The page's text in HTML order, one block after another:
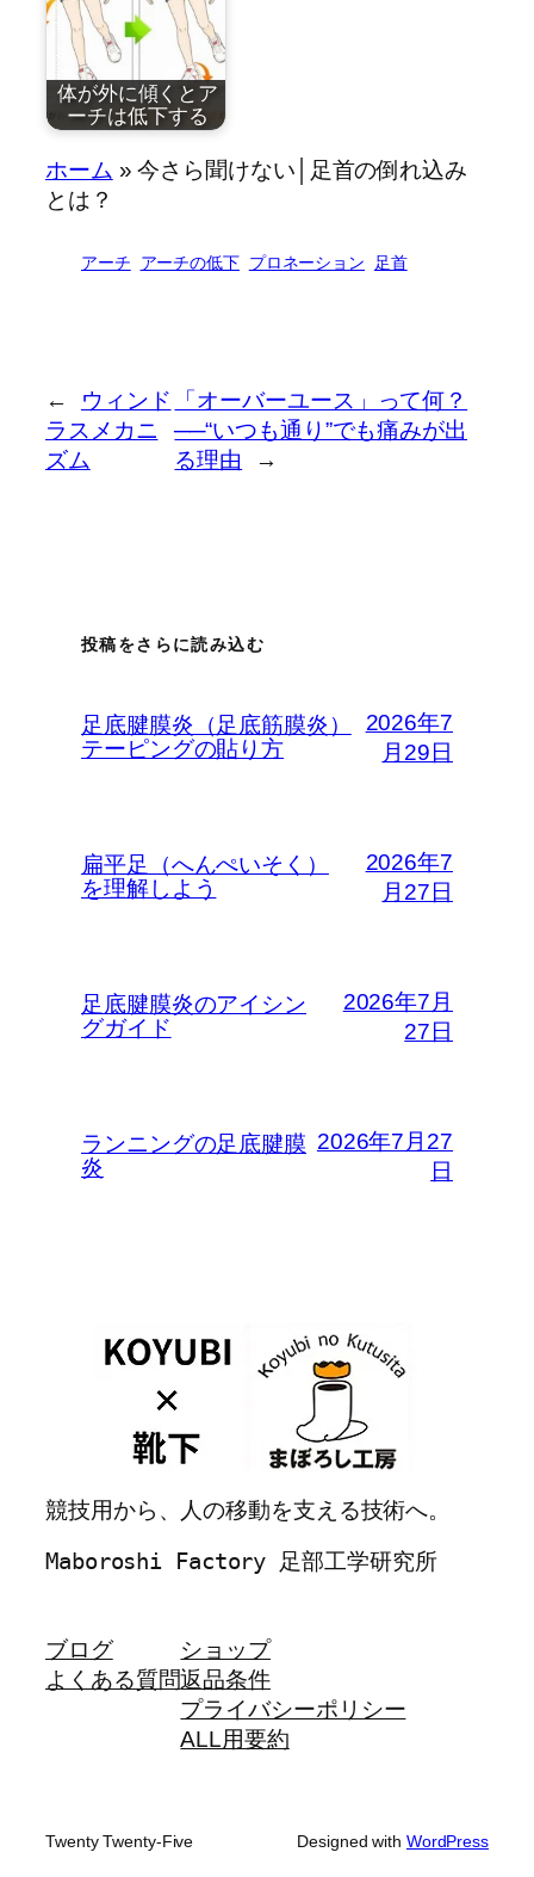
シンスプリント
の原因…
建物の土台が傾
体が外に傾くとア
ーチは低下する
近藤祐司
ホーム »今さら聞けない│足首の倒れ込み
とは？
アーチ アーチの低下 プロネーション 足首
←
ウィンド
ラスメカニ
ズム
「オーバーユース」って何？
──“いつも通り”でも痛みが出
る理由
→
投稿をさらに読み込む
足底腱膜炎（足底筋膜炎）
テーピングの貼り方
2026年7
月29日
扁平足（へんぺいそく）
を理解しよう
2026年7
月27日
足底腱膜炎のアイシン
グガイド
2026年7月
27日
ランニングの足底腱膜
炎
2026年7月27
日
競技用から、人の移動を支える技術へ。
Maboroshi Factory 足部工学研究所
ブログ
よくある質問
ショップ
返品条件
プライバシーポリシー
ALL用要約
Twenty Twenty-Five Designed with WordPress